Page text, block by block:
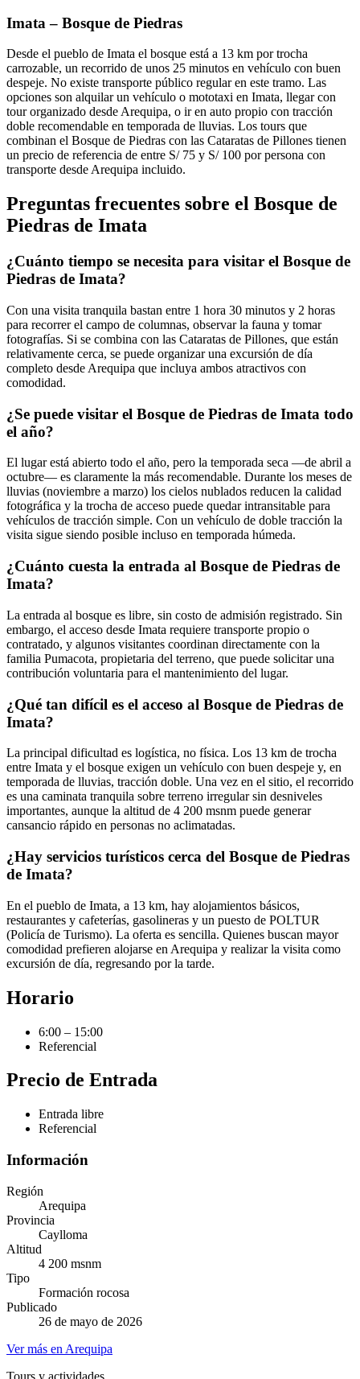
Imata – Bosque de Piedras
Desde el pueblo de Imata el bosque está a 13 km por trocha
carrozable, un recorrido de unos 25 minutos en vehículo con buen
despeje. No existe transporte público regular en este tramo. Las
opciones son alquilar un vehículo o mototaxi en Imata, llegar con
tour organizado desde Arequipa, o ir en auto propio con tracción
doble recomendable en temporada de lluvias. Los tours que
combinan el Bosque de Piedras con las Cataratas de Pillones tienen
un precio de referencia de entre S/ 75 y S/ 100 por persona con
transporte desde Arequipa incluido.
Preguntas frecuentes sobre el Bosque de
Piedras de Imata
¿Cuánto tiempo se necesita para visitar el Bosque de
Piedras de Imata?
Con una visita tranquila bastan entre 1 hora 30 minutos y 2 horas
para recorrer el campo de columnas, observar la fauna y tomar
fotografías. Si se combina con las Cataratas de Pillones, que están
relativamente cerca, se puede organizar una excursión de día
completo desde Arequipa que incluya ambos atractivos con
comodidad.
¿Se puede visitar el Bosque de Piedras de Imata todo
el año?
El lugar está abierto todo el año, pero la temporada seca —de abril a
octubre— es claramente la más recomendable. Durante los meses de
lluvias (noviembre a marzo) los cielos nublados reducen la calidad
fotográfica y la trocha de acceso puede quedar intransitable para
vehículos de tracción simple. Con un vehículo de doble tracción la
visita sigue siendo posible incluso en temporada húmeda.
¿Cuánto cuesta la entrada al Bosque de Piedras de
Imata?
La entrada al bosque es libre, sin costo de admisión registrado. Sin
embargo, el acceso desde Imata requiere transporte propio o
contratado, y algunos visitantes coordinan directamente con la
familia Pumacota, propietaria del terreno, que puede solicitar una
contribución voluntaria para el mantenimiento del lugar.
¿Qué tan difícil es el acceso al Bosque de Piedras de
Imata?
La principal dificultad es logística, no física. Los 13 km de trocha
entre Imata y el bosque exigen un vehículo con buen despeje y, en
temporada de lluvias, tracción doble. Una vez en el sitio, el recorrido
es una caminata tranquila sobre terreno irregular sin desniveles
importantes, aunque la altitud de 4 200 msnm puede generar
cansancio rápido en personas no aclimatadas.
¿Hay servicios turísticos cerca del Bosque de Piedras
de Imata?
En el pueblo de Imata, a 13 km, hay alojamientos básicos,
restaurantes y cafeterías, gasolineras y un puesto de POLTUR
(Policía de Turismo). La oferta es sencilla. Quienes buscan mayor
comodidad prefieren alojarse en Arequipa y realizar la visita como
excursión de día, regresando por la tarde.
Horario
6:00 – 15:00
Referencial
Precio de Entrada
Entrada libre
Referencial
Información
Región
Arequipa
Provincia
Caylloma
Altitud
4 200 msnm
Tipo
Formación rocosa
Publicado
26 de mayo de 2026
Ver más en Arequipa
Tours y actividades